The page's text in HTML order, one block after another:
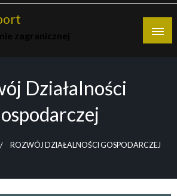
Działalności
ROZWÓJ DZIAŁALNOŚCI GOSPODARCZEJ